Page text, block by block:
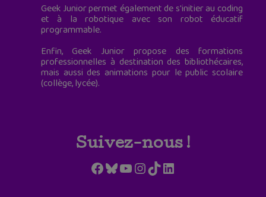
Geek Junior permet également de s'initier au coding
et à la robotique avec son robot éducatif
programmable.
Enfin, Geek Junior propose des formations
professionnelles à destination des bibliothécaires,
mais aussi des animations pour le public scolaire
(collège, lycée).
Suivez-nous !
Facebook
Bluesky
YouTube
Instagram
TikTokLinkedIn